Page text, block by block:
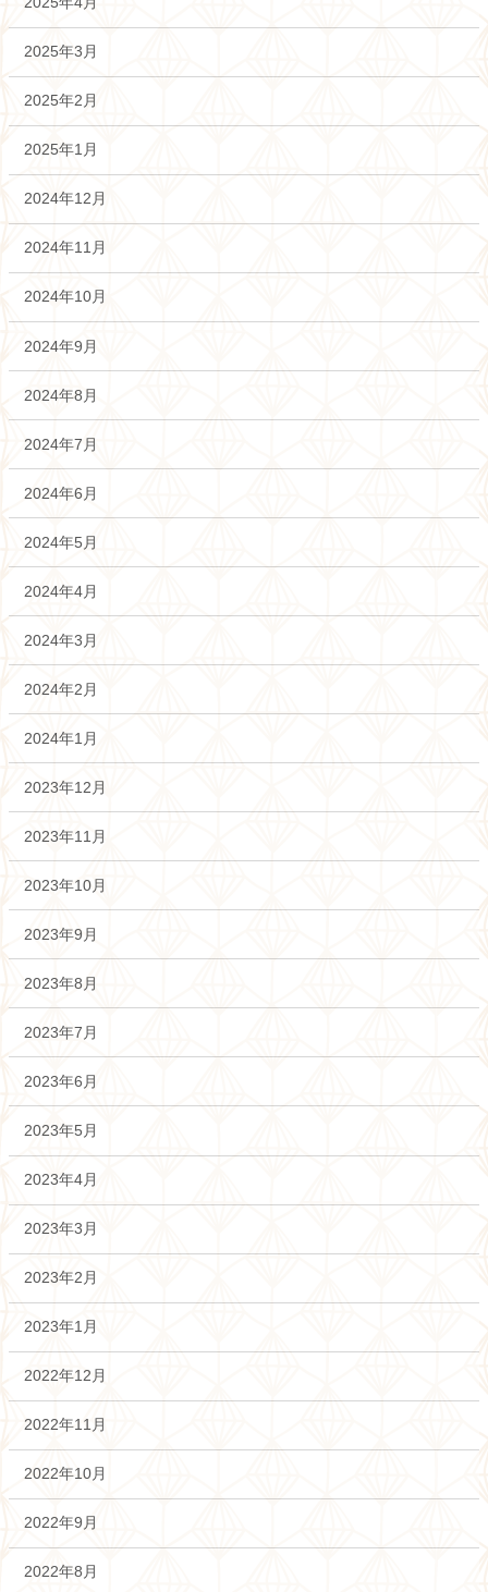
2025年3月
2025年2月
2025年1月
2024年12月
2024年11月
2024年10月
2024年9月
2024年8月
2024年7月
2024年6月
2024年5月
2024年4月
2024年3月
2024年2月
2024年1月
2023年12月
2023年11月
2023年10月
2023年9月
2023年8月
2023年7月
2023年6月
2023年5月
2023年4月
2023年3月
2023年2月
2023年1月
2022年12月
2022年11月
2022年10月
2022年9月
2022年8月